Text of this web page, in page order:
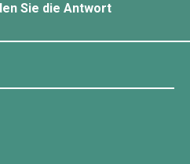
Sie die Antwort